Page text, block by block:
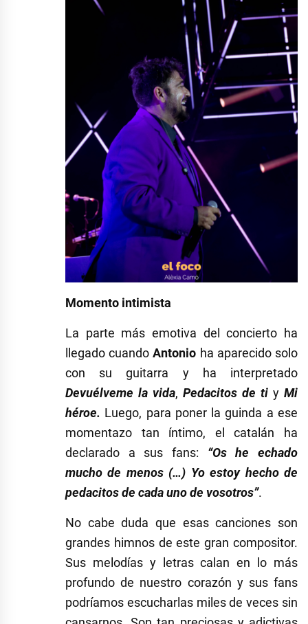
Momento intimista
La parte más emotiva del concierto ha
llegado cuandoAntonio ha aparecido solo
con su guitarra y ha interpretado
Devuélveme la vida, Pedacitos de ti y Mi
héroe. Luego, para poner la guinda a ese
momentazo tan íntimo, el catalán ha
declarado a sus fans: “Os he echado
mucho de menos (…) Yo estoy hecho de
pedacitos de cada uno de vosotros”.
No cabe duda que esas canciones son
grandes himnos de este gran compositor.
Sus melodías y letras calan en lo más
profundo de nuestro corazón y sus fans
podríamos escucharlas miles de veces sin